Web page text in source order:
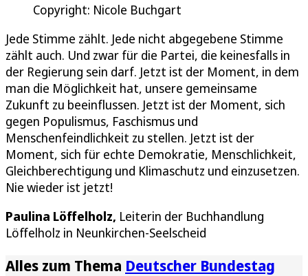
Copyright: Nicole Buchgart
Jede Stimme zählt. Jede nicht abgegebene Stimme
zählt auch. Und zwar für die Partei, die keinesfalls in
der Regierung sein darf. Jetzt ist der Moment, in dem
man die Möglichkeit hat, unsere gemeinsame
Zukunft zu beeinflussen. Jetzt ist der Moment, sich
gegen Populismus, Faschismus und
Menschenfeindlichkeit zu stellen. Jetzt ist der
Moment, sich für echte Demokratie, Menschlichkeit,
Gleichberechtigung und Klimaschutz und einzusetzen.
Nie wieder ist jetzt!
Paulina Löffelholz, Leiterin der Buchhandlung
Löffelholz in Neunkirchen-Seelscheid
Alles zum Thema Deutscher Bundestag